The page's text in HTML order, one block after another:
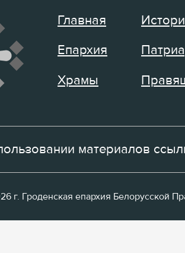
Главная
Епархия
Храмы
материалов
г. Гроденская епархия Белорусской